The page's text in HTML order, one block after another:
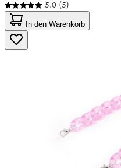
5.0 (5)
5.0
von
5
Sternen.
5
In den Warenkorb